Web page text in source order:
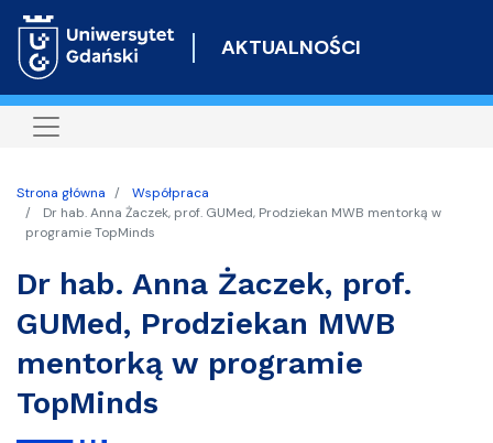
do
AKTUALNOŚCI
Strona główna
Współpraca
Dr hab. Anna Żaczek, prof. GUMed, Prodziekan MWB mentorką w
programie TopMinds
Dr hab. Anna Żaczek, prof.
GUMed, Prodziekan MWB
mentorką w programie
TopMinds